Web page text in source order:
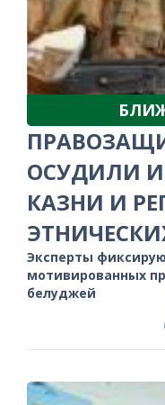
ОСУДИЛИ
КАЗНИ И
Эксперты
мотивированных
белуджей